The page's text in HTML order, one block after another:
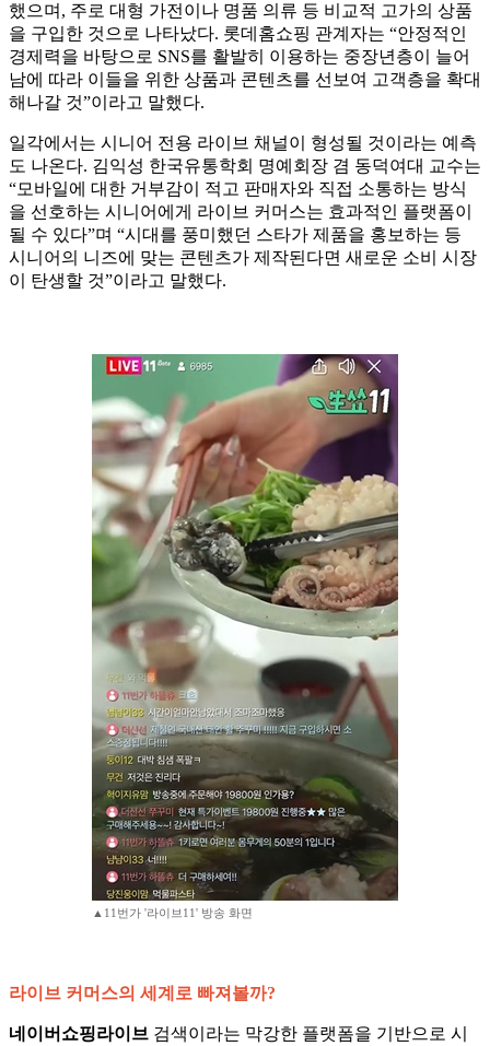
했으며, 주로 대형 가전이나 명품 의류 등 비교적 고가의 상품
을 구입한 것으로 나타났다. 롯데홈쇼핑 관계자는 “안정적인
경제력을 바탕으로 SNS를 활발히 이용하는 중장년층이 늘어
남에 따라 이들을 위한 상품과 콘텐츠를 선보여 고객층을 확대
해나갈 것”이라고 말했다.
일각에서는 시니어 전용 라이브 채널이 형성될 것이라는 예측
도 나온다. 김익성 한국유통학회 명예회장 겸 동덕여대 교수는
“모바일에 대한 거부감이 적고 판매자와 직접 소통하는 방식
을 선호하는 시니어에게 라이브 커머스는 효과적인 플랫폼이
될 수 있다”며 “시대를 풍미했던 스타가 제품을 홍보하는 등
시니어의 니즈에 맞는 콘텐츠가 제작된다면 새로운 소비 시장
이 탄생할 것”이라고 말했다.
▲11번가 '라이브11' 방송 화면
라이브 커머스의 세계로 빠져볼까?
네이버쇼핑라이브 검색이라는 막강한 플랫폼을 기반으로 시